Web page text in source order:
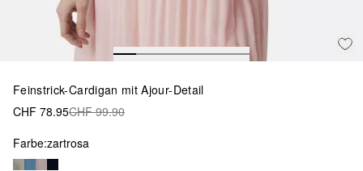
Feinstrick-Cardigan mit Ajour-Detail
CHF 78.95CHF 99.90
Farbe:zartrosa